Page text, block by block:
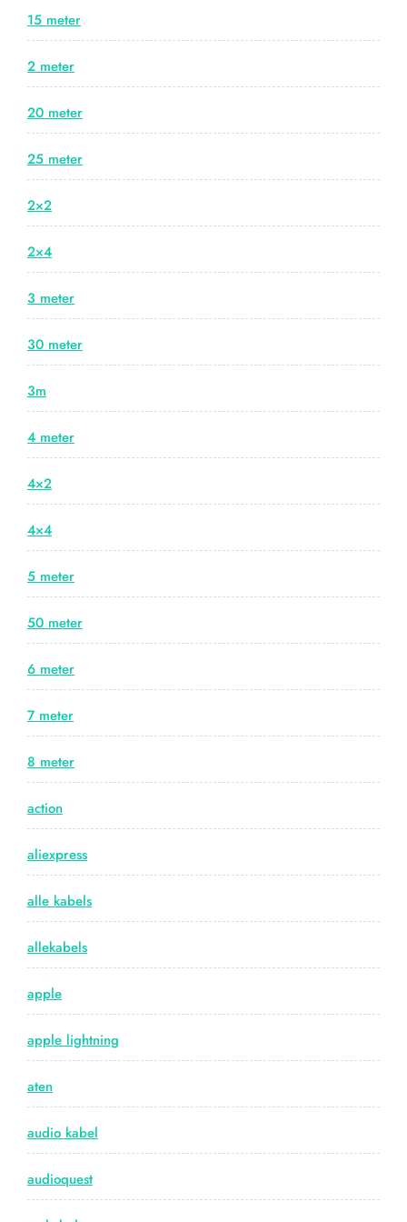
15 meter
2 meter
20 meter
25 meter
2×2
2×4
3 meter
30 meter
3m
4 meter
4×2
4×4
5 meter
50 meter
6 meter
7 meter
8 meter
action
aliexpress
alle kabels
allekabels
apple
apple lightning
aten
audio kabel
audioquest